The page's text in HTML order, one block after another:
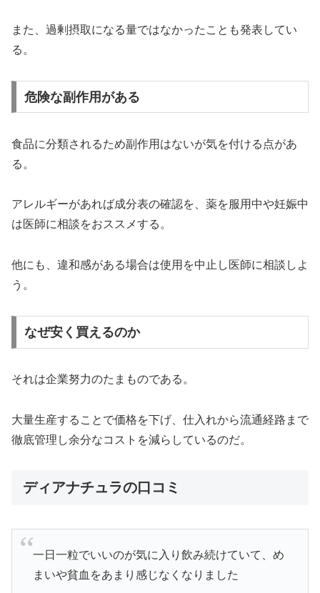
また、過剰摂取になる量ではなかったことも発表してい
る。
危険な副作用がある
食品に分類されるため副作用はないが気を付ける点があ
る。
アレルギーがあれば成分表の確認を、薬を服用中や妊娠中
は医師に相談をおススメする。
他にも、違和感がある場合は使用を中止し医師に相談しよ
う。
なぜ安く買えるのか
それは企業努力のたまものである。
大量生産することで価格を下げ、仕入れから流通経路まで
徹底管理し余分なコストを減らしているのだ。
ディアナチュラの口コミ
一日一粒でいいのが気に入り飲み続けていて、め
まいや貧血をあまり感じなくなりました